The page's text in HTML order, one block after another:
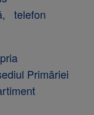
telefon
Primăriei